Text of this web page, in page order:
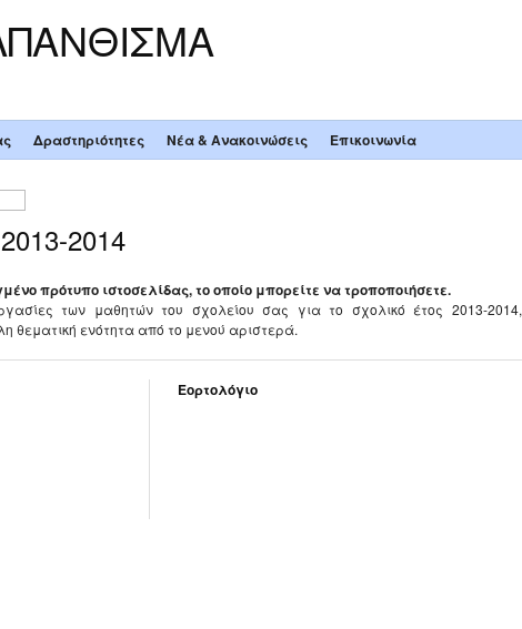
Δραστηριότητες Νέα & Ανακοινώσεις Επικοινωνία
2014
πρότυπο ιστοσελίδας, το οποίο μπορείτε να τροποποιήσετε.
των μαθητών του σχολείου σας για το σχολικό έτος 2013-2014,
θεματική ενότητα από το μενού αριστερά.
Εορτολόγιο